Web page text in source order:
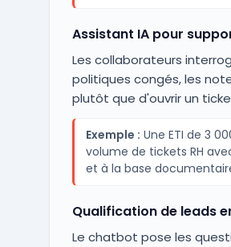
Assistant IA pour
Les collaborateurs
politiques congés, les
plutôt que d'ouvrir un
Exemple : Une ETI de 3
volume de tickets RH
et à la base
Qualification de leads
Le chatbot pose les